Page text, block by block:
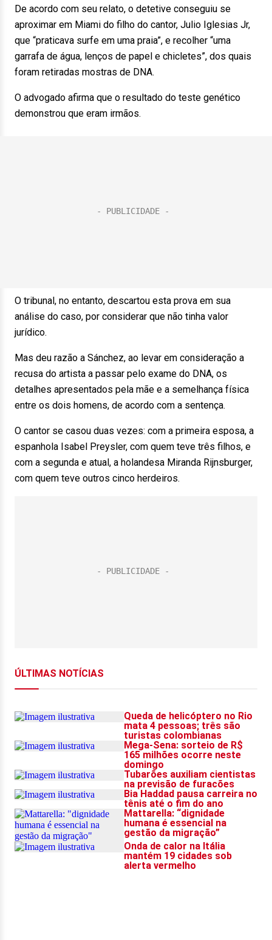
De acordo com seu relato, o detetive conseguiu se
aproximar em Miami do filho do cantor, Julio Iglesias Jr,
que “praticava surfe em uma praia”, e recolher “uma
garrafa de água, lenços de papel e chicletes”, dos quais
foram retiradas mostras de DNA.
O advogado afirma que o resultado do teste genético
demonstrou que eram irmãos.
O tribunal, no entanto, descartou esta prova em sua
análise do caso, por considerar que não tinha valor
jurídico.
Mas deu razão a Sánchez, ao levar em consideração a
recusa do artista a passar pelo exame do DNA, os
detalhes apresentados pela mãe e a semelhança física
entre os dois homens, de acordo com a sentença.
O cantor se casou duas vezes: com a primeira esposa, a
espanhola Isabel Preysler, com quem teve três filhos, e
com a segunda e atual, a holandesa Miranda Rijnsburger,
com quem teve outros cinco herdeiros.